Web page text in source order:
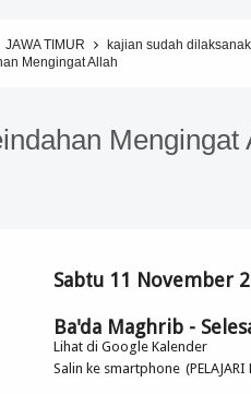
JAWA TIMUR kajian sudah
Mengingat Allah
Mengingat
Sabtu 11 November
Ba'da Maghrib -
Lihat di Google Kalender
Salin ke smartphone